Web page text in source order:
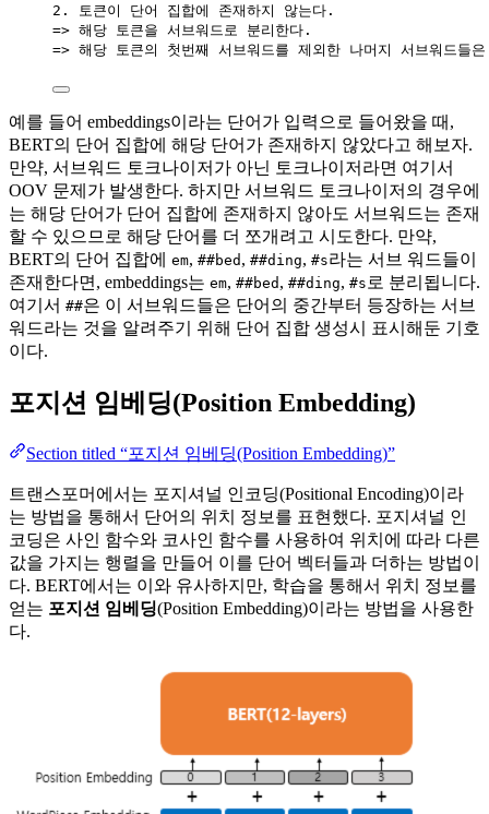
2. 토큰이 단어 집합에 존재하지 않는다.
=> 해당 토큰을 서브워드로 분리한다.
=> 해당 토큰의 첫번째 서브워드를 제외한 나머지 서브워드
예를 들어 embeddings이라는 단어가 입력으로 들어왔을 때,
BERT의 단어 집합에 해당 단어가 존재하지 않았다고 해보자.
만약, 서브워드 토크나이저가 아닌 토크나이저라면 여기서
OOV 문제가 발생한다. 하지만 서브워드 토크나이저의 경우에
는 해당 단어가 단어 집합에 존재하지 않아도 서브워드는 존재
할 수 있으므로 해당 단어를 더 쪼개려고 시도한다. 만약,
BERT의 단어 집합에 em, ##bed , ##ding, #s라는 서브 워드들이
존재한다면, embeddings는 em, ##bed , ##ding, #s 로 분리됩니다.
여기서 ##은 이 서브워드들은 단어의 중간부터 등장하는 서브
워드라는 것을 알려주기 위해 단어 집합 생성시 표시해둔 기호
이다.
포지션 임베딩(Position Embedding)
Section titled “포지션 임베딩(Position Embedding)”
트랜스포머에서는 포지셔널 인코딩(Positional Encoding)이라
는 방법을 통해서 단어의 위치 정보를 표현했다. 포지셔널 인
코딩은 사인 함수와 코사인 함수를 사용하여 위치에 따라 다른
값을 가지는 행렬을 만들어 이를 단어 벡터들과 더하는 방법이
다. BERT에서는 이와 유사하지만, 학습을 통해서 위치 정보를
얻는 포지션 임베딩(Position Embedding)이라는 방법을 사용한
다.